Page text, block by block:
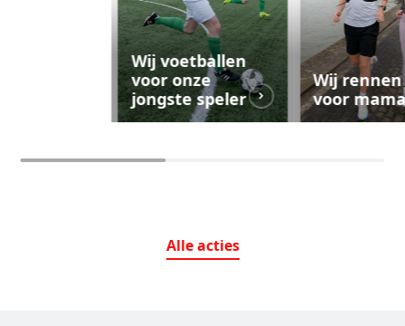
Wij voetballen
voor onze
jongste speler
Wij rennen
voor
Alleacties